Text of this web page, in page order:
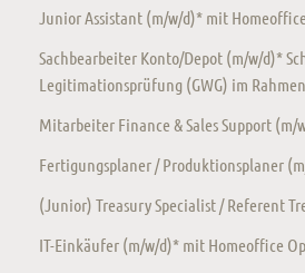
Junior Assistant (m/w/d)* mit
Sachbearbeiter Konto/Depot (m/w/d)*
Legitimationsprüfung (GWG) im Rahmen
Mitarbeiter Finance & Sales Support
Fertigungsplaner / Produktionsplaner
(Junior) Treasury Specialist / Referent
IT-Einkäufer (m/w/d)* mit Homeoffice